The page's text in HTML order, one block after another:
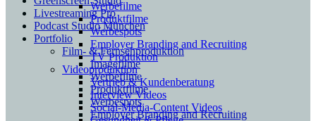
Werbefilme
Produktfilme
Werbespots
Employer Branding and Recruiting
TV Produktion
Videoproduktion
Vertrieb & Kundenberatung
Interview Videos
Social-Media-Content Videos
Livestreaming Pro
Podcast Studio München
Portfolio
Film- & Fernsehproduktion
Imagefilme
Werbefilme
Produktfilme
Werbespots
Employer Branding and Recruiting